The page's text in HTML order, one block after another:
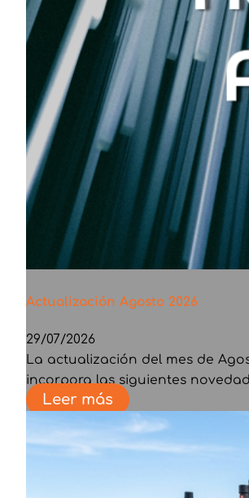
Actualización Agosto 2026
29/07/2026
La actualización del mes de
incorpora las siguientes
Leer más